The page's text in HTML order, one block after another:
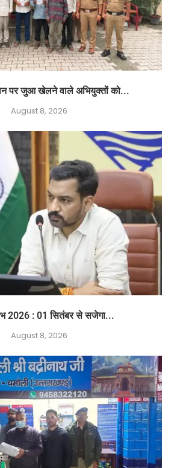
पर जुआ खेलने वाले अभियुक्तों को...
August 8, 2026
2026 : 01 सितंबर से सजेगा...
August 8, 2026